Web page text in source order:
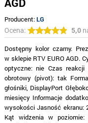
AGD
Producent:LG
Ocena: 5,0
Dostępny kolor czarny.
w sklepie RTV EURO AGD.
optyczne: nie Czas
obrotowy (pivot): tak
głośniki, DisplayPort
miesięcy Informacje
wysokości Jasność ekranu:
Kąt widzenia w poziomie: